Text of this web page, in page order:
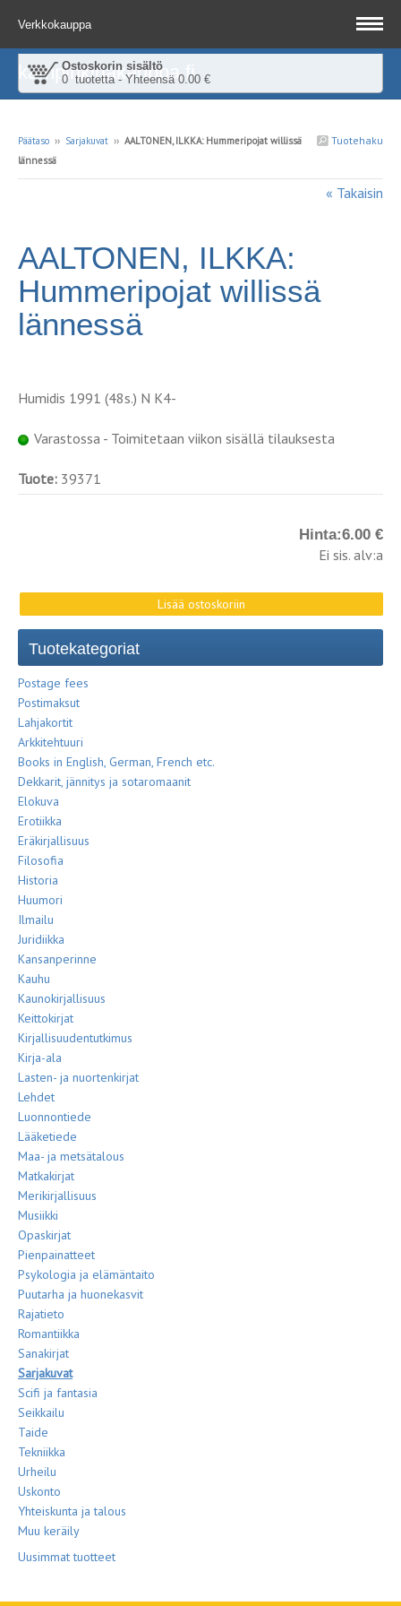
Verkkokauppa
Ostoskorin sisältö
0 tuotetta - Yhteensä 0.00 €
kampinkirjakauppa.fi
Tuotehaku
Päätaso ›› Sarjakuvat ›› AALTONEN, ILKKA: Hummeripojat willissä
lännessä
« Takaisin
AALTONEN, ILKKA:
Hummeripojat willissä
lännessä
Humidis 1991 (48s.) N K4-
Varastossa - Toimitetaan viikon sisällä tilauksesta
Tuote: 39371
Hinta:6.00 €
Ei sis. alv:a
Tuotekategoriat
Postage fees
Postimaksut
Lahjakortit
Arkkitehtuuri
Books in English, German, French etc.
Dekkarit, jännitys ja sotaromaanit
Elokuva
Erotiikka
Eräkirjallisuus
Filosofia
Historia
Huumori
Ilmailu
Juridiikka
Kansanperinne
Kauhu
Kaunokirjallisuus
Keittokirjat
Kirjallisuudentutkimus
Kirja-ala
Lasten- ja nuortenkirjat
Lehdet
Luonnontiede
Lääketiede
Maa- ja metsätalous
Matkakirjat
Merikirjallisuus
Musiikki
Opaskirjat
Pienpainatteet
Psykologia ja elämäntaito
Puutarha ja huonekasvit
Rajatieto
Romantiikka
Sanakirjat
Sarjakuvat
Scifi ja fantasia
Seikkailu
Taide
Tekniikka
Urheilu
Uskonto
Yhteiskunta ja talous
Muu keräily
Uusimmat tuotteet